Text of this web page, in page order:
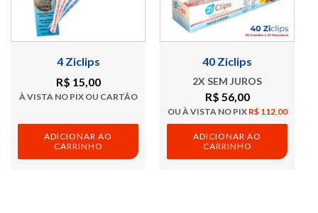
4 Ziclips
R$ 15,00
À VISTA NO PIX OU CARTÃO
ADICIONAR AO
CARRINHO
40 Ziclips
2X SEM JUROS
R$ 56,00
OU À VISTA NO PIX R$112,00
ADICIONAR AO
CARRINHO